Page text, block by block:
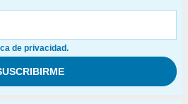
de privacidad.